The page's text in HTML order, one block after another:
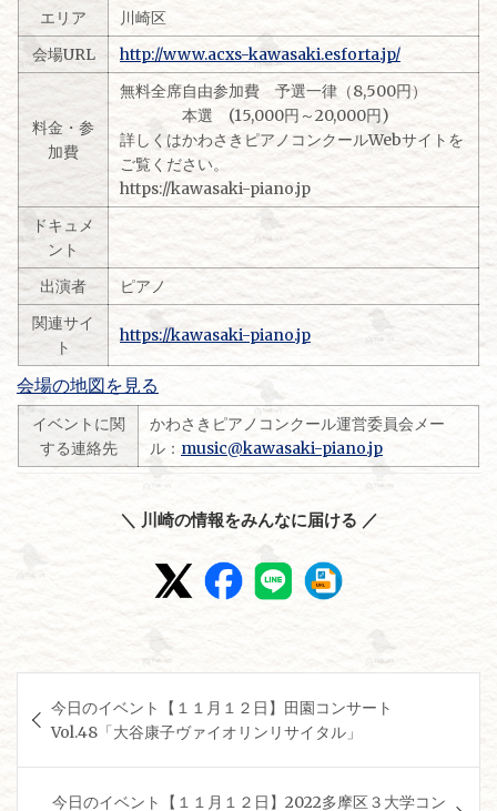
エリア
川崎区
会場URL
http://www.acxs-kawasaki.esforta.jp/
料金・参
加費
無料全席自由参加費 予選一律（8,500円）
本選 (15,000円～20,000円)
詳しくはかわさきピアノコンクールWebサイトを
ご覧ください。
https://kawasaki-piano.jp
ドキュメ
ント
出演者
ピアノ
関連サイ
ト
https://kawasaki-piano.jp
会場の地図を見る
イベントに関
する連絡先
かわさきピアノコンクール運営委員会メー
ル： music@kawasaki-piano.jp
＼ 川崎の情報をみんなに届ける ／
稿
ナ
今日のイベント【１１月１２日】田園コンサート
Vol.48「大谷康子ヴァイオリンリサイタル」
今日のイベント【１１月１２日】2022多摩区３大学コン